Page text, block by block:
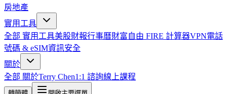
房地產
實用工具
全部 實用工具美股財報行事曆財富自由 FIRE 計算器VPN電話
號碼 & eSIM資訊安全
關於
全部 關於Terry Chen1:1 諮詢線上課程